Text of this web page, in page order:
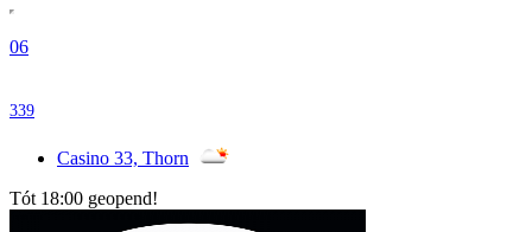
06
339
Casino 33, Thorn
Tót 18:00 geopend!